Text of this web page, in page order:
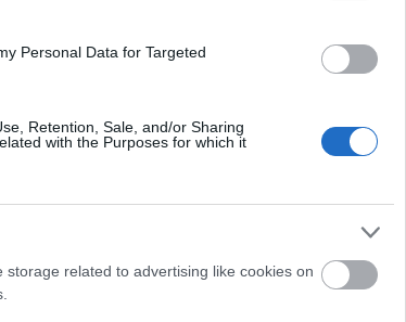
Personal Data for Targeted
Retention, Sale, and/or Sharing
with the Purposes for which it
related to advertising like cookies on